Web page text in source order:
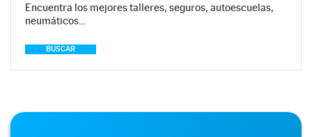
Encuentra los mejores talleres, seguros, autoescuelas,
neumáticos…
BUSCAR